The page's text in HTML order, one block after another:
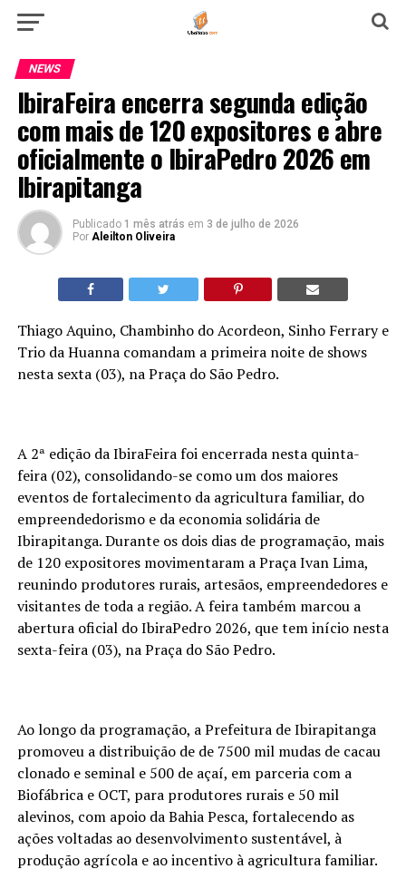
NEWS
IbiraFeira encerra segunda edição
com mais de 120 expositores e abre
oficialmente o IbiraPedro 2026 em
Ibirapitanga
Publicado 1 mês atrás em 3 de julho de 2026
Por Aleilton Oliveira
Thiago Aquino, Chambinho do Acordeon, Sinho Ferrary e
Trio da Huanna comandam a primeira noite de shows
nesta sexta (03), na Praça do São Pedro.
A 2ª edição da IbiraFeira foi encerrada nesta quinta-
feira (02), consolidando-se como um dos maiores
eventos de fortalecimento da agricultura familiar, do
empreendedorismo e da economia solidária de
Ibirapitanga. Durante os dois dias de programação, mais
de 120 expositores movimentaram a Praça Ivan Lima,
reunindo produtores rurais, artesãos, empreendedores e
visitantes de toda a região. A feira também marcou a
abertura oficial do IbiraPedro 2026, que tem início nesta
sexta-feira (03), na Praça do São Pedro.
Ao longo da programação, a Prefeitura de Ibirapitanga
promoveu a distribuição de de 7500 mil mudas de cacau
clonado e seminal e 500 de açaí, em parceria com a
Biofábrica e OCT, para produtores rurais e 50 mil
alevinos, com apoio da Bahia Pesca, fortalecendo as
ações voltadas ao desenvolvimento sustentável, à
produção agrícola e ao incentivo à agricultura familiar.